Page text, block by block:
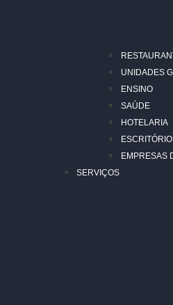
UNIDADES
ENSINO
SAÚDE
HOTELARIA
EMPRESAS
SERVIÇOS